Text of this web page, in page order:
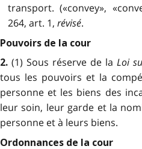
transport. («convey»,
264, art. 1, révisé.
Pouvoirs de la cour
2. (1) Sous réserve de la Loi
tous les pouvoirs et la
personne et les biens des
leur soin, leur garde et la
personne et à leurs biens.
Ordonnances de la cour